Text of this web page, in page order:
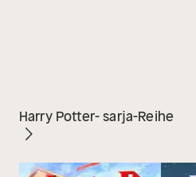
Harry Potter- sarja-Reihe